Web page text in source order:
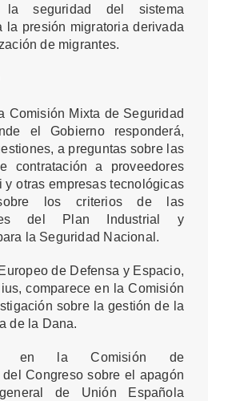
seguridad del sistema
la presión migratoria derivada
de migrantes.
Comisión Mixta de Seguridad
el Gobierno responderá,
a preguntas sobre las
contratación a proveedores
y otras empresas tecnológicas
los criterios de las
del Plan Industrial y
la Seguridad Nacional.
de Defensa y Espacio,
comparece en la Comisión
sobre la gestión de la
de la Dana.
en la Comisión de
del Congreso sobre el apagón
de Unión Española